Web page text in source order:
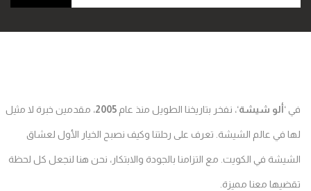
في ‘ألو شيشة‘، نفخر بتاريخنا الطويل منذ عام 2005، مقدمين خبرة لا مثيل
لها في عالم الشيشة. تعرف على رحلتنا وكيف نصبح الخيار الأول لعشاق
الشيشة في الكويت. مع التزامنا بالجودة والابتكار، نحن هنا لنجعل كل لحظة
تقضيها معنا مميزة.